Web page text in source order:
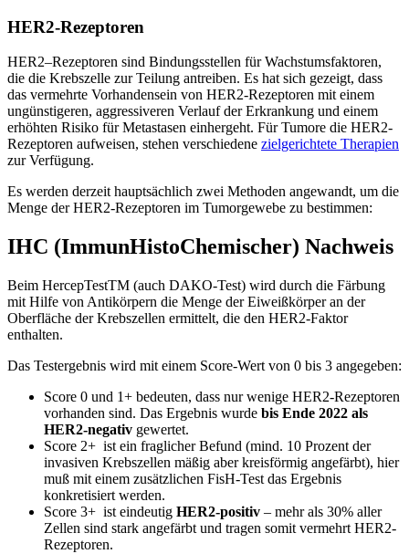
HER2-Rezeptoren
HER2–Rezeptoren sind Bindungsstellen für Wachstumsfaktoren,
die die Krebszelle zur Teilung antreiben. Es hat sich gezeigt, dass
das vermehrte Vorhandensein von HER2-Rezeptoren mit einem
ungünstigeren, aggressiveren Verlauf der Erkrankung und einem
erhöhten Risiko für Metastasen einhergeht. Für Tumore die HER2-
Rezeptoren aufweisen, stehen verschiedene zielgerichtete Therapien
zur Verfügung.
Es werden derzeit hauptsächlich zwei Methoden angewandt, um die
Menge der HER2-Rezeptoren im Tumorgewebe zu bestimmen:
IHC (ImmunHistoChemischer) Nachweis
Beim HercepTestTM (auch DAKO-Test) wird durch die Färbung
mit Hilfe von Antikörpern die Menge der Eiweißkörper an der
Oberfläche der Krebszellen ermittelt, die den HER2-Faktor
enthalten.
Das Testergebnis wird mit einem Score-Wert von 0 bis 3 angegeben:
Score 0 und 1+ bedeuten, dass nur wenige HER2-Rezeptoren
vorhanden sind. Das Ergebnis wurde bis Ende 2022 als
HER2-negativ gewertet.
Score 2+ ist ein fraglicher Befund (mind. 10 Prozent der
invasiven Krebszellen mäßig aber kreisförmig angefärbt), hier
muß mit einem zusätzlichen FisH-Test das Ergebnis
konkretisiert werden.
Score 3+ ist eindeutig HER2-positiv – mehr als 30% aller
Zellen sind stark angefärbt und tragen somit vermehrt HER2-
Rezeptoren.